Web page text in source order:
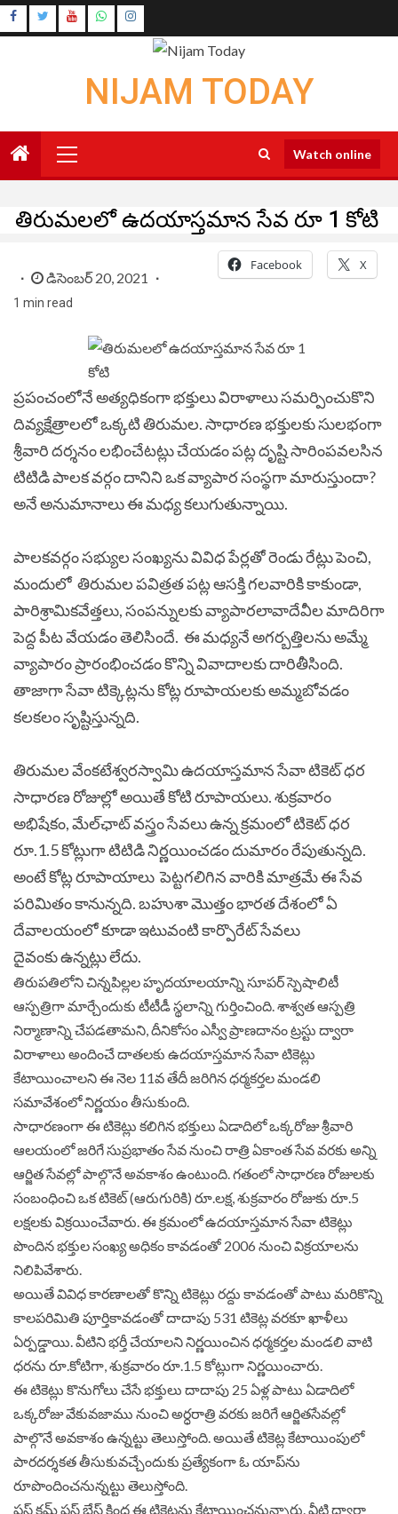
Skip
to
Instagram
NIJAM TODAY
Menu
Watch online
తిరుమలలో ఉదయాస్తమాన సేవ రూ 1 కోటి
డిసెంబర్ 20, 2021
1 min read
Facebook X
ప్రపంచంలోనే అత్యధికంగా భక్తులు విరాళాలు సమర్పించుకొని
దివ్యక్షేత్రాలలో ఒక్కటి తిరుమల. సాధారణ భక్తులకు సులభంగా
శ్రీవారి దర్శనం లభించేటట్లు చేయడం పట్ల దృష్టి సారింపవలసిన
టిటిడి పాలక వర్గం దానిని ఒక వ్యాపార సంస్థగా మారుస్తుందా?
అనే అనుమానాలు ఈ మధ్య కలుగుతున్నాయి.
పాలకవర్గం సభ్యుల సంఖ్యను వివిధ పేర్లతో రెండు రేట్లు పెంచి,
మందులో తిరుమల పవిత్రత పట్ల ఆసక్తి గలవారికి కాకుండా,
పారిశ్రామికవేత్తలు, సంపన్నులకు వ్యాపారలావాదేవీల మాదిరిగా
పెద్ద పీట వేయడం తెలిసిందే. ఈ మధ్యనే అగర్బత్తిలను అమ్మే
వ్యాపారం ప్రారంభించడం కొన్ని వివాదాలకు దారితీసింది.
తాజాగా సేవా టిక్కెట్లను కోట్ల రూపాయలకు అమ్మబోవడం
కలకలం సృష్టిస్తున్నది.
తిరుమల వేంకటేశ్వరస్వామి ఉదయాస్తమాన సేవా టికెట్‌ ధర
సాధారణ రోజుల్లో అయితే కోటి రూపాయలు. శుక్రవారం
అభిషేకం, మేల్‌ఛాట్‌ వస్త్రం సేవలు ఉన్న క్రమంలో టికెట్‌ ధర
రూ.1.5 కోట్లుగా టిటిడి నిర్ణయించడం దుమారం రేపుతున్నది.
అంటే కోట్ల రూపాయాలు పెట్టగలిగిన వారికి మాత్రమే ఈ సేవ
పరిమితం కానున్నది. బహుశా మొత్తం భారత దేశంలో ఏ
దేవాలయంలో కూడా ఇటువంటి కార్పొరేట్ సేవలు
దైవంకు ఉన్నట్లు లేదు.
తిరుపతిలోని చిన్నపిల్లల హృదయాలయాన్ని సూపర్‌ స్పెషాలిటీ
ఆస్పత్రిగా మార్చేందుకు టీటీడీ స్థలాన్ని గుర్తించింది. శాశ్వత ఆస్పత్రి
నిర్మాణాన్ని చేపడతామని, దీనికోసం ఎస్వీ ప్రాణదానం ట్రస్టు ద్వారా
విరాళాలు అందించే దాతలకు ఉదయాస్తమాన సేవా టికెట్లు
కేటాయించాలని ఈ నెల 11వ తేదీ జరిగిన ధర్మకర్తల మండలి
సమావేశంలో నిర్ణయం తీసుకుంది.
సాధారణంగా ఈ టికెట్లు కలిగిన భక్తులు ఏడాదిలో ఒక్కరోజు శ్రీవారి
ఆలయంలో జరిగే సుప్రభాతం సేవ నుంచి రాత్రి ఏకాంత సేవ వరకు అన్ని
ఆర్జిత సేవల్లో పాల్గొనే అవకాశం ఉంటుంది. గతంలో సాధారణ రోజులకు
సంబంధించి ఒక టికెట్‌ (ఆరుగురికి) రూ.లక్ష, శుక్రవారం రోజుకు రూ.5
లక్షలకు విక్రయించేవారు. ఈ క్రమంలో ఉదయాస్తమాన సేవా టికెట్లు
పొందిన భక్తుల సంఖ్య అధికం కావడంతో 2006 నుంచి విక్రయాలను
నిలిపివేశారు.
అయితే వివిధ కారణాలతో కొన్ని టికెట్లు రద్దు కావడంతో పాటు మరికొన్ని
కాలపరిమితి పూర్తికావడంతో దాదాపు 531 టికెట్ల వరకూ ఖాళీలు
ఏర్పడ్డాయి. వీటిని భర్తీ చేయాలని నిర్ణయించిన ధర్మకర్తల మండలి వాటి
ధరను రూ.కోటిగా, శుక్రవారం రూ.1.5 కోట్లుగా నిర్ణయించారు.
ఈ టికెట్లు కొనుగోలు చేసే భక్తులు దాదాపు 25 ఏళ్ల పాటు ఏడాదిలో
ఒక్కరోజు వేకువజాము నుంచి అర్ధరాత్రి వరకు జరిగే ఆర్జితసేవల్లో
పాల్గొనే అవకాశం ఉన్నట్టు తెలుస్తోంది. అయితే టికెట్ల కేటాయింపులో
పారదర్శకత తీసుకువచ్చేందుకు ప్రత్యేకంగా ఓ యాప్‌ను
రూపొందించనున్నట్టు తెలుస్తోంది.
ఫస్ట్‌ కమ్‌ ఫస్ట్‌ బేస్‌ కింద ఈ టికెట్లను కేటాయించనున్నారు. వీటి ద్వారా